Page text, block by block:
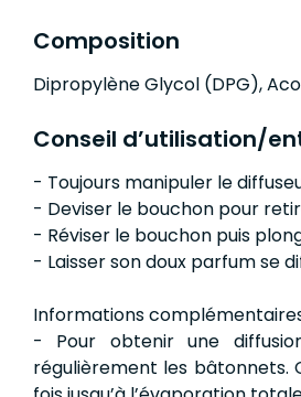
Composition
Dipropylène Glycol (DPG),
Conseil d’utilisation/
- Toujours manipuler le
- Deviser le bouchon pour
- Réviser le bouchon puis
- Laisser son doux parfum se
Informations
- Pour obtenir une
régulièrement les bâtonnets.